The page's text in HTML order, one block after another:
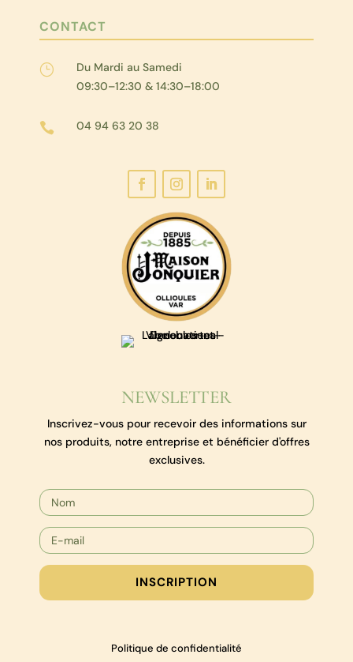
CONTACT
}
Du Mardi au Samedi
09:30–12:30 & 14:30–18:00
 04 94 63 20 38
NEWSLETTER
Inscrivez-vous pour recevoir des informations sur
nos produits, notre entreprise et bénéficier d'offres
exclusives.
INSCRIPTION
Politique de confidentialité